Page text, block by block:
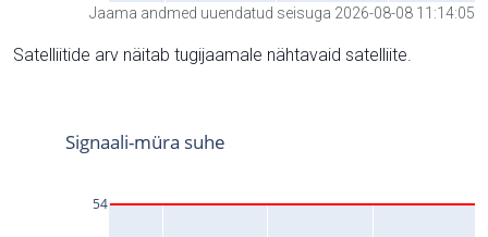
Jaama andmed uuendatud seisuga 2026-08-08 11:14:05
Satelliitide arv näitab tugijaamale nähtavaid satelliite.